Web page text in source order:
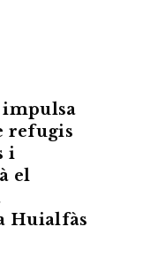
impulsa
refugis
i
el
Huialfàs